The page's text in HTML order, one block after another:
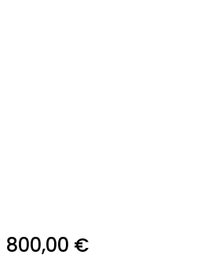
800,00 €